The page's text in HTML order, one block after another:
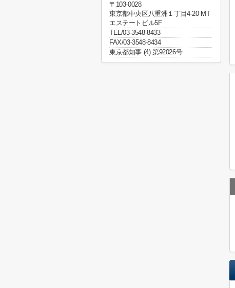
〒103-0028
東京都中央区八重洲１丁目4-20 MT
エステートビル5F
TEL/03-3548-8433
FAX/03-3548-8434
東京都知事 (4) 第92026号